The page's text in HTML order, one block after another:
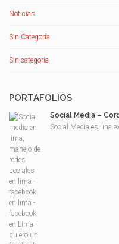
Noticias
Sin Categoría
Sin categoría
PORTAFOLIOS
Social Media –
Social Media es una